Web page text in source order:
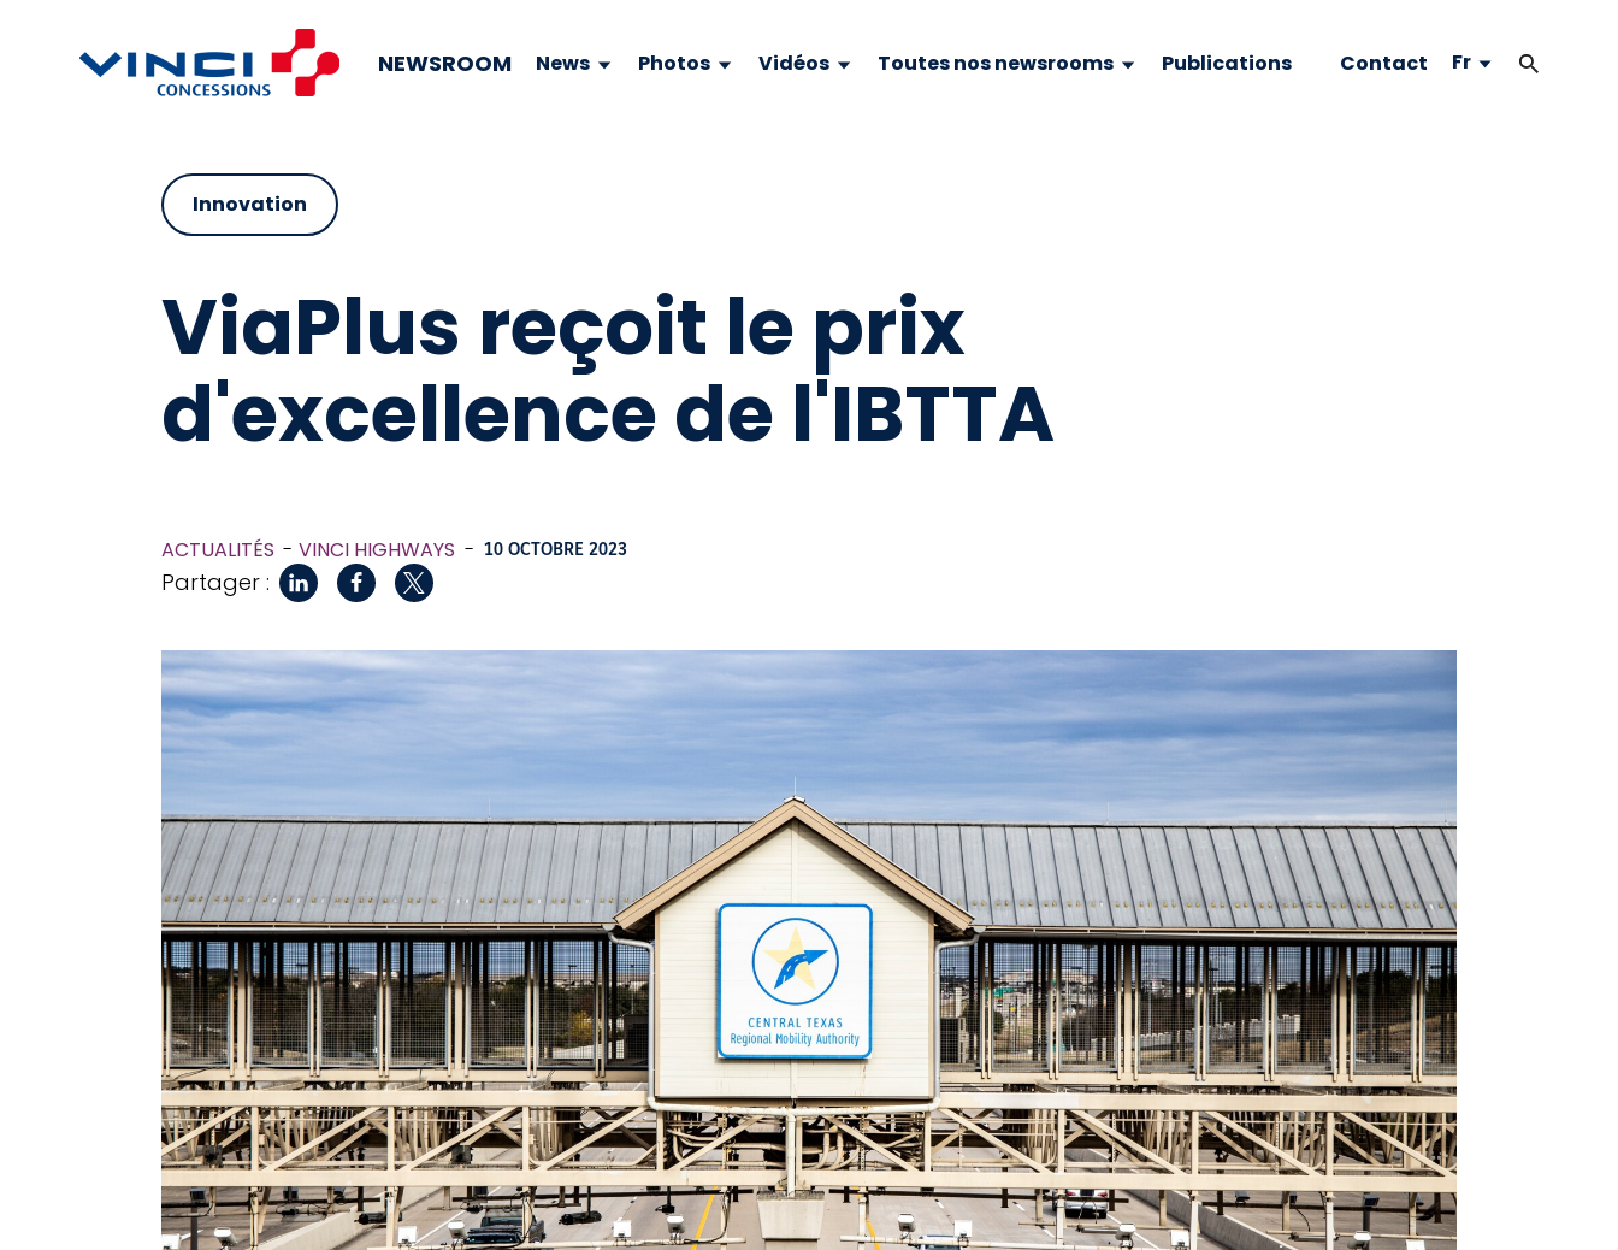
NEWSROOM News Photos Vidéos Toutes nos newsrooms Publications Contact Fr
Innovation
ViaPlus reçoit le prix
d'excellence de l'IBTTA
ACTUALITÉS VINCI HIGHWAYS - 10 OCTOBRE 2023
Partager :